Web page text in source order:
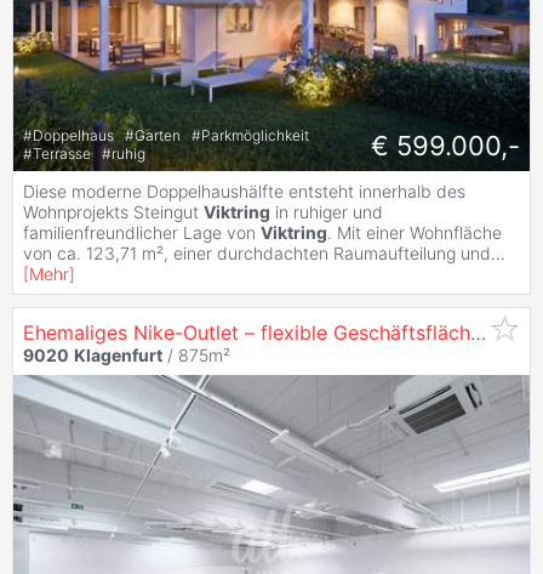
#Doppelhaus #Garten #Parkmöglichkeit
#Terrasse #ruhig € 599.000,-
Diese moderne Doppelhaushälfte entsteht innerhalb des
Wohnprojekts Steingut Viktring in ruhiger und
familienfreundlicher Lage von Viktring. Mit einer Wohnfläche
von ca. 123,71 m², einer durchdachten Raumaufteilung und...
[Mehr]
Ehemaliges Nike-Outlet – flexible Geschäftsfläche mit Lager & Büro im Businesspark
9020 Klagenfurt / 875m²